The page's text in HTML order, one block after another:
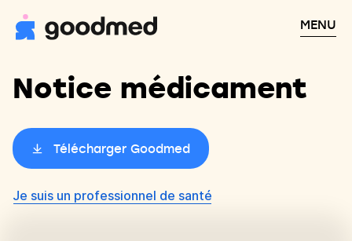
MENU
Notice médicament
Télécharger Goodmed
Je suis un professionnel de santé